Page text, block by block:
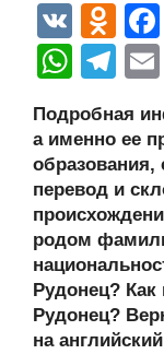
V
K
O
d
n
o
kl
a
ss
ni
ki
W
at
s
A
p
p
T
e
gr
a
m
Подробная
а именно ее
образования,
перевод и
родом
Рудонец?
Рудонец?
на